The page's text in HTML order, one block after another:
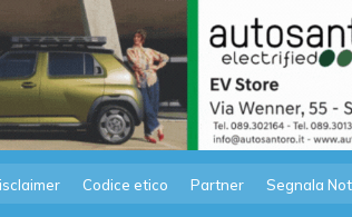
Codice etico Partner Segnala